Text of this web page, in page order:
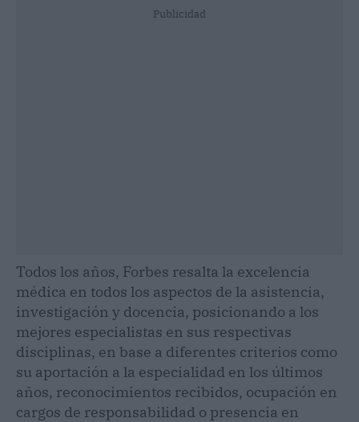
Publicidad
Todos los años, Forbes resalta la excelencia
médica en todos los aspectos de la asistencia,
investigación y docencia, posicionando a los
mejores especialistas en sus respectivas
disciplinas, en base a diferentes criterios como
su aportación a la especialidad en los últimos
años, reconocimientos recibidos, ocupación en
cargos de responsabilidad o presencia en